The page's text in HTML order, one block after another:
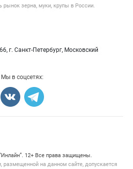
рынок зерна, муки, крупы в России.
г. Санкт-Петербург, Московский
персональных данных
Мука
Мы в соцсетях:
12+ Все права защищены.
размещенной на данном сайте, допускается